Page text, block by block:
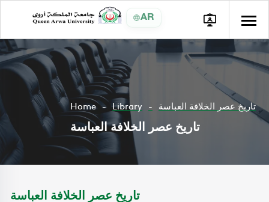
AR
Home Library تاريخ عصر الخلافة العباسة
تاريخ عصر الخلافة العباسة
تاريخ عصر الخلافة العباسة